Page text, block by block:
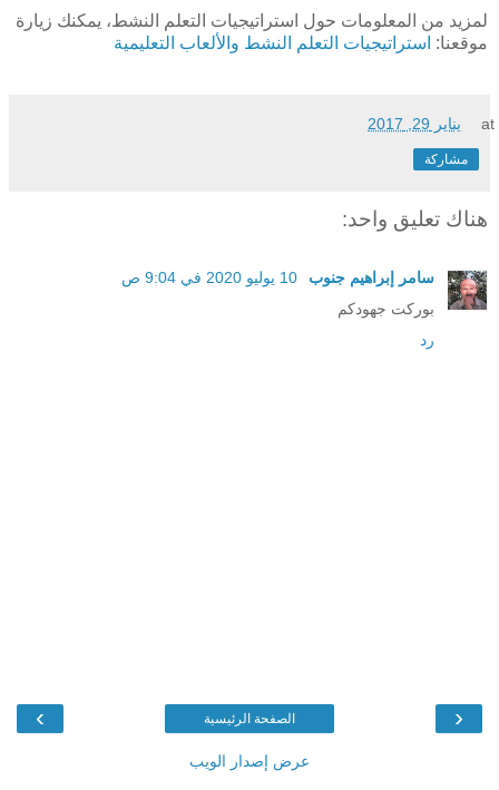
لمزيد من المعلومات حول استراتيجيات التعلم النشط، يمكنك زيارة
موقعنا: استراتيجيات التعلم النشط والألعاب التعليمية
at يناير 29, 2017
مشاركة
هناك تعليق واحد:
سامر إبراهيم جنوب
10 يوليو 2020 في 9:04 ص
بوركت جهودكم
رد
‹
› الصفحة الرئيسية
عرض إصدار الويب